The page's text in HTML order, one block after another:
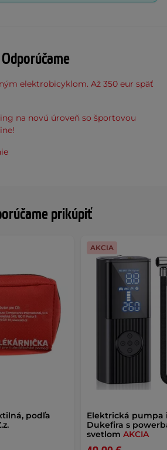
prikúpiť
podľa
Elektrická pumpa
Dukefira s
svetlomAKCIA
AKCIA
Odporúčame
elektrobicyklom. Až 350 eur späť
na novú úroveň so športovou